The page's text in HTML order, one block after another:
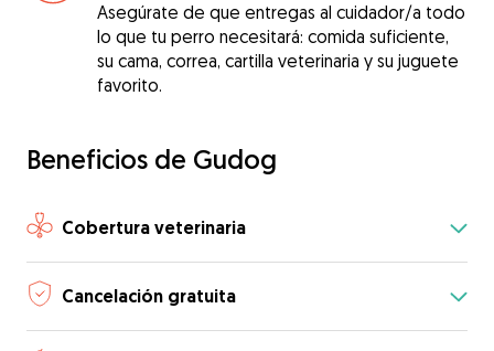
Asegúrate de que entregas al cuidador/a todo
lo que tu perro necesitará: comida suficiente,
su cama, correa, cartilla veterinaria y su juguete
favorito.
Beneficios de Gudog
Cobertura veterinaria
Cancelación gratuita